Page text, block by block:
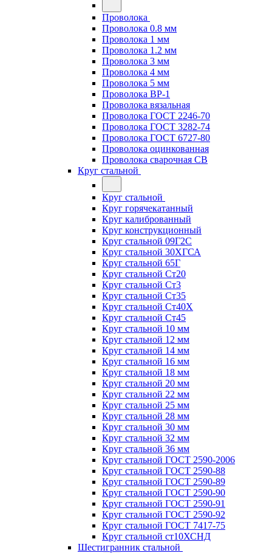
Проволока
Проволока 0.8 мм
Проволока 1 мм
Проволока 1.2 мм
Проволока 3 мм
Проволока 4 мм
Проволока 5 мм
Проволока ВР-1
Проволока вязальная
Проволока ГОСТ 2246-70
Проволока ГОСТ 3282-74
Проволока ГОСТ 6727-80
Проволока оцинкованная
Проволока сварочная СВ
Круг стальной
Круг стальной
Круг горячекатанный
Круг калиброванный
Круг конструкционный
Круг стальной 09Г2С
Круг стальной 30ХГСА
Круг стальной 65Г
Круг стальной Ст20
Круг стальной Ст3
Круг стальной Ст35
Круг стальной Ст40Х
Круг стальной Ст45
Круг стальной 10 мм
Круг стальной 12 мм
Круг стальной 14 мм
Круг стальной 16 мм
Круг стальной 18 мм
Круг стальной 20 мм
Круг стальной 22 мм
Круг стальной 25 мм
Круг стальной 28 мм
Круг стальной 30 мм
Круг стальной 32 мм
Круг стальной 36 мм
Круг стальной ГОСТ 2590-2006
Круг стальной ГОСТ 2590-88
Круг стальной ГОСТ 2590-89
Круг стальной ГОСТ 2590-90
Круг стальной ГОСТ 2590-91
Круг стальной ГОСТ 2590-92
Круг стальной ГОСТ 7417-75
Круг стальной ст10ХСНД
Шестигранник стальной